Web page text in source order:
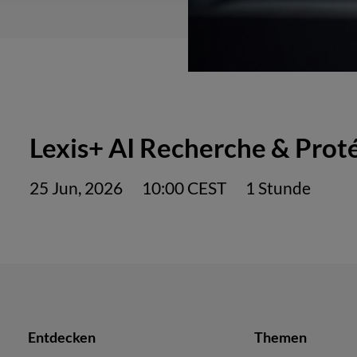
Lexis+ AI Recherche &
25 Jun, 2026 10:00 CEST 1 Stunde
Entdecken Themen